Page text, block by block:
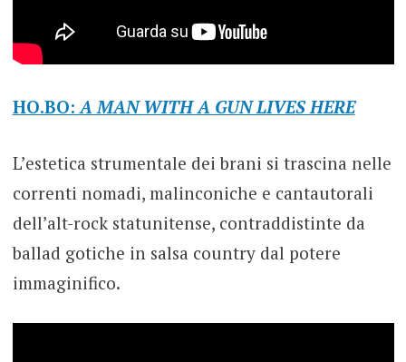
HO.BO:A MAN WITH A GUN LIVES HERE
L’estetica strumentale dei brani si trascina nelle
correnti nomadi, malinconiche e cantautorali
dell’alt-rock statunitense, contraddistinte da
ballad gotiche in salsa country dal potere
immaginifico.